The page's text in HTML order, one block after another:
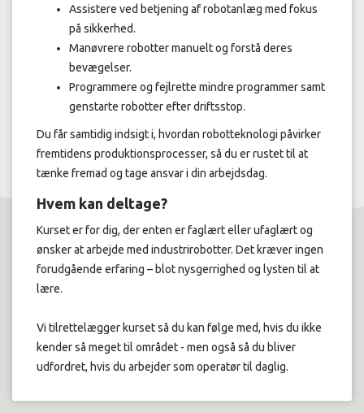
Assistere ved betjening af robotanlæg med fokus
på sikkerhed.
Manøvrere robotter manuelt og forstå deres
bevægelser.
Programmere og fejlrette mindre programmer samt
genstarte robotter efter driftsstop.
Du får samtidig indsigt i, hvordan robotteknologi påvirker
fremtidens produktionsprocesser, så du er rustet til at
tænke fremad og tage ansvar i din arbejdsdag.
Hvem kan deltage?
Kurset er for dig, der enten er faglært eller ufaglært og
ønsker at arbejde med industrirobotter. Det kræver ingen
forudgående erfaring – blot nysgerrighed og lysten til at
lære.
Vi tilrettelægger kurset så du kan følge med, hvis du ikke
kender så meget til området - men også så du bliver
udfordret, hvis du arbejder som operatør til daglig.